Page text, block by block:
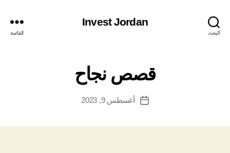
البحث
Invest Jordan
القائمة
قصص نجاح
تاريخأغسطس 9, 2023